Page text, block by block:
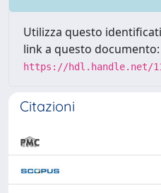
Utilizza questo
link a questo documento:
https://hdl.handle.net/
Citazioni